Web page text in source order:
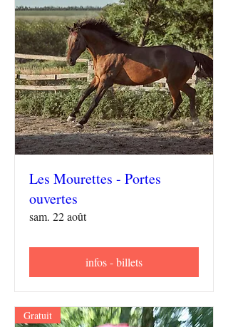
Les Mourettes - Portes
ouvertes
sam. 22 août
infos - billets
Gratuit